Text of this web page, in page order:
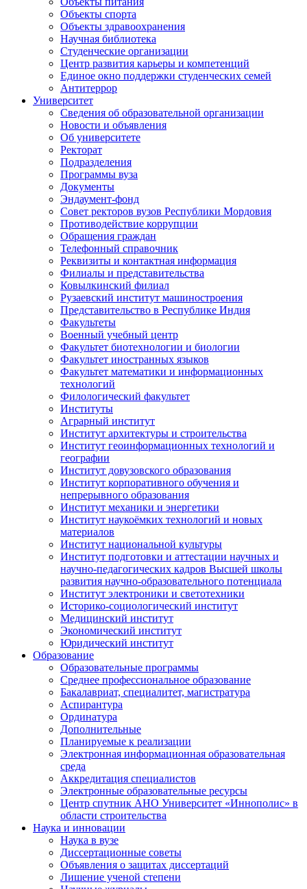
Объекты спорта
Объекты здравоохранения
Научная библиотека
Студенческие организации
Центр развития карьеры и компетенций
Единое окно поддержки студенческих семей
Антитеррор
Университет
Сведения об образовательной организации
Новости и объявления
Об университете
Ректорат
Подразделения
Программы вуза
Документы
Эндаумент-фонд
Совет ректоров вузов Республики Мордовия
Противодействие коррупции
Обращения граждан
Телефонный справочник
Реквизиты и контактная информация
Филиалы и представительства
Ковылкинский филиал
Рузаевский институт машиностроения
Представительство в Республике Индия
Факультеты
Военный учебный центр
Факультет биотехнологии и биологии
Факультет иностранных языков
Факультет математики и информационных
технологий
Филологический факультет
Институты
Аграрный институт
Институт архитектуры и строительства
Институт геоинформационных технологий и
географии
Институт довузовского образования
Институт корпоративного обучения и
непрерывного образования
Институт механики и энергетики
Институт наукоёмких технологий и новых
материалов
Институт национальной культуры
Институт подготовки и аттестации научных и
научно-педагогических кадров Высшей школы
развития научно-образовательного потенциала
Институт электроники и светотехники
Историко-социологический институт
Медицинский институт
Экономический институт
Юридический институт
Образование
Образовательные программы
Среднее профессиональное образование
Бакалавриат, специалитет, магистратура
Аспирантура
Ординатура
Дополнительные
Планируемые к реализации
Электронная информационная образовательная
среда
Аккредитация специалистов
Электронные образовательные ресурсы
Центр спутник АНО Университет «Иннополис» в
области строительства
Наука и инновации
Наука в вузе
Диссертационные советы
Объявления о защитах диссертаций
Лишение ученой степени